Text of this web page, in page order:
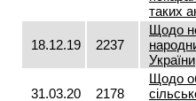
таких
18.12.19 2237
Щодо
України
31.03.20 2178
Щодо